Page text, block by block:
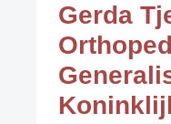
Gerda